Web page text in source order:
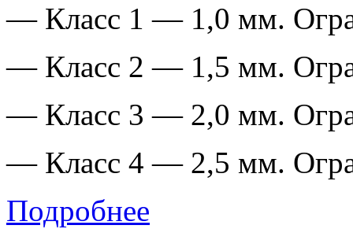
— Класс 1 — 1,0 мм.
— Класс 2 — 1,5 мм.
— Класс 3 — 2,0 мм.
— Класс 4 — 2,5 мм.
Подробнее